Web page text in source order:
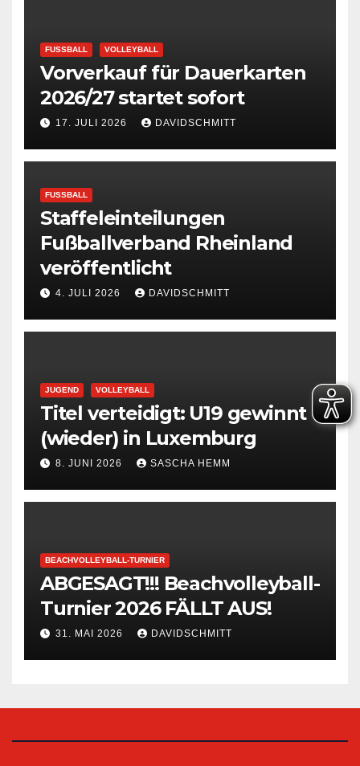
FUSSBALL VOLLEYBALL
Vorverkauf für Dauerkarten
2026/27 startet sofort
17. JULI 2026 DAVIDSCHMITT
FUSSBALL
Staffeleinteilungen
Fußballverband Rheinland
veröffentlicht
4. JULI 2026 DAVIDSCHMITT
JUGEND VOLLEYBALL
Titel verteidigt: U19 gewinnt
(wieder) in Luxemburg
8. JUNI 2026 SASCHA HEMM
BEACHVOLLEYBALL-TURNIER
ABGESAGT!!! Beachvolleyball-
Turnier 2026 FÄLLT AUS!
31. MAI 2026 DAVIDSCHMITT